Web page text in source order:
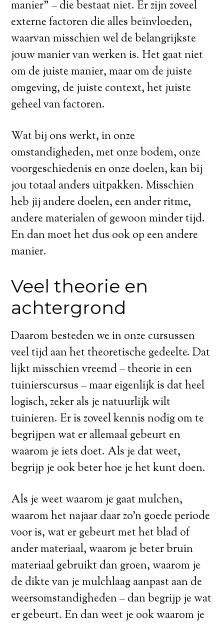
manier” – die bestaat niet. Er zijn zoveel
externe factoren die alles beïnvloeden,
waarvan misschien wel de belangrijkste
jouw manier van werken is. Het gaat niet
om de juiste manier, maar om de juiste
omgeving, de juiste context, het juiste
geheel van factoren.
Wat bij ons werkt, in onze
omstandigheden, met onze bodem, onze
voorgeschiedenis en onze doelen, kan bij
jou totaal anders uitpakken. Misschien
heb jij andere doelen, een ander ritme,
andere materialen of gewoon minder tijd.
En dan moet het dus ook op een andere
manier.
Veel theorie en
achtergrond
Daarom besteden we in onze cursussen
veel tijd aan het theoretische gedeelte. Dat
lijkt misschien vreemd – theorie in een
tuinierscursus – maar eigenlijk is dat heel
logisch, zeker als je natuurlijk wilt
tuinieren. Er is zoveel kennis nodig om te
begrijpen wat er allemaal gebeurt en
waarom je iets doet. Als je dat weet,
begrijp je ook beter hoe je het kunt doen.
Als je weet waarom je gaat mulchen,
waarom het najaar daar zo’n goede periode
voor is, wat er gebeurt met het blad of
ander materiaal, waarom je beter bruin
materiaal gebruikt dan groen, waarom je
de dikte van je mulchlaag aanpast aan de
weersomstandigheden – dan begrijp je wat
er gebeurt. En dan weet je ook waarom je